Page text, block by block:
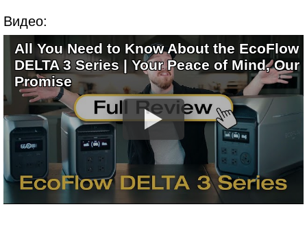
Видео:
All You Need to Know About the EcoFlow
DELTA 3 Series | Your Peace of Mind, Our
Promise